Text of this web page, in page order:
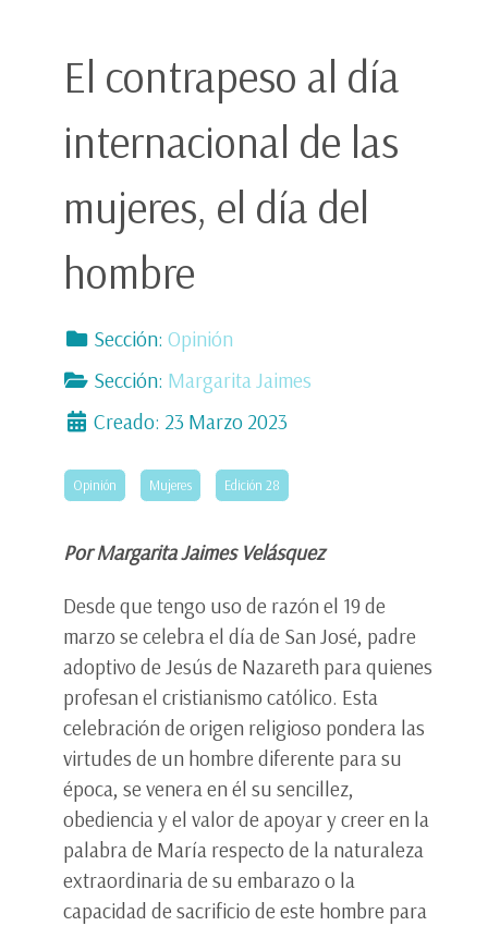
El contrapeso al día
internacional de las
mujeres, el día del
hombre
Sección: Opinión
Sección: Margarita Jaimes
Creado: 23 Marzo 2023
Opinión Mujeres Edición 28
Por Margarita Jaimes Velásquez
Desde que tengo uso de razón el 19 de
marzo se celebra el día de San José, padre
adoptivo de Jesús de Nazareth para quienes
profesan el cristianismo católico. Esta
celebración de origen religioso pondera las
virtudes de un hombre diferente para su
época, se venera en él su sencillez,
obediencia y el valor de apoyar y creer en la
palabra de María respecto de la naturaleza
extraordinaria de su embarazo o la
capacidad de sacrificio de este hombre para